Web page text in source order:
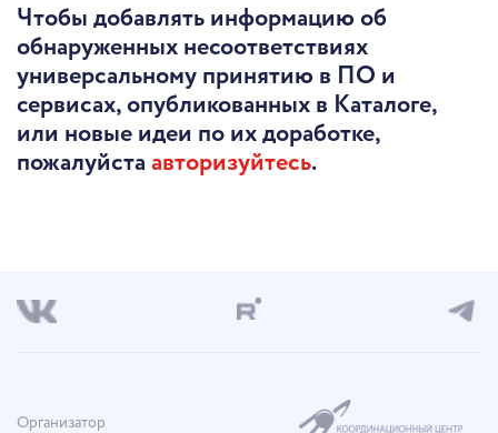
Чтобы добавлять информацию об
обнаруженных несоответствиях
универсальному принятию в ПО и
сервисах, опубликованных в Каталоге,
или новые идеи по их доработке,
пожалуйстаавторизуйтесь.
Организатор